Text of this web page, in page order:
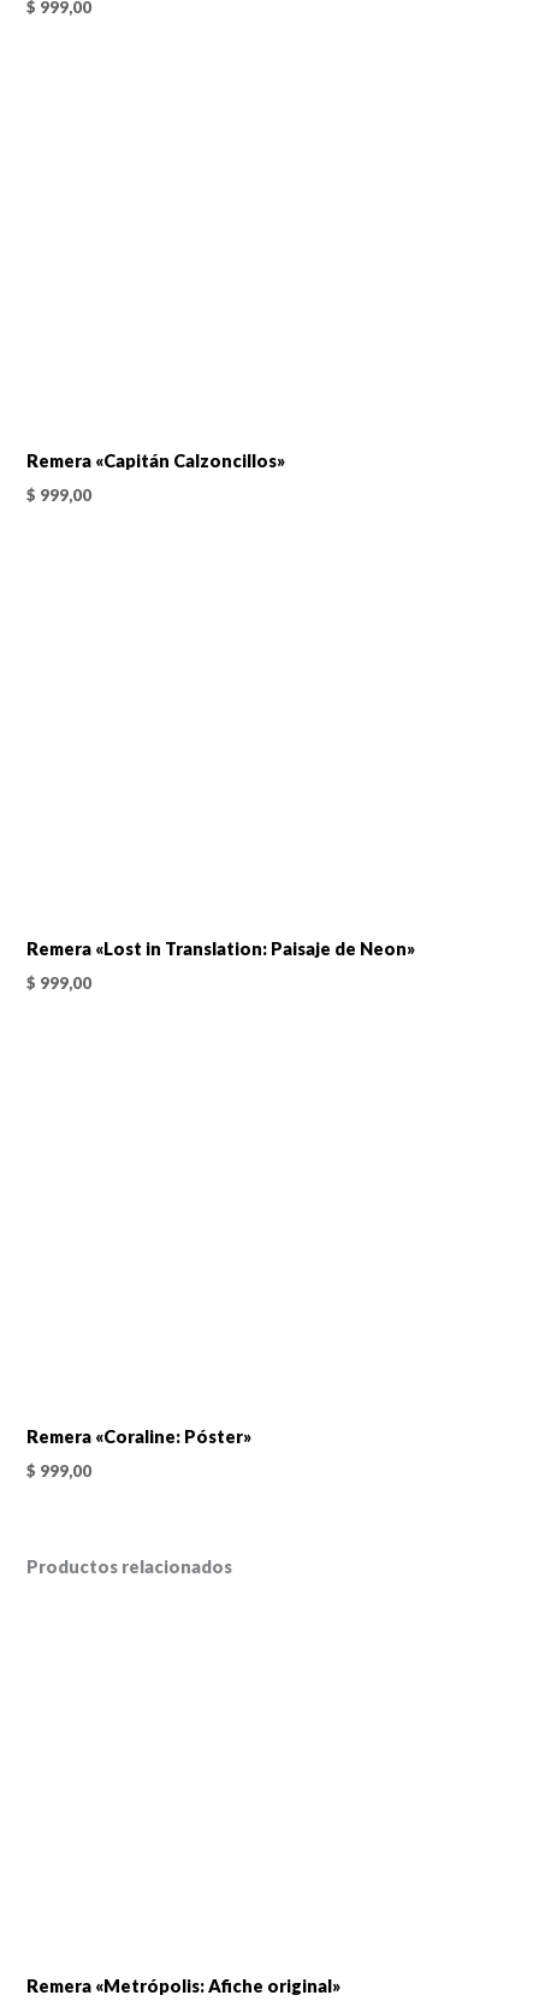
$ 999,00
Remera «Capitán Calzoncillos»
$ 999,00
Remera «Lost in Translation: Paisaje de Neon»
$ 999,00
Remera «Coraline: Póster»
$ 999,00
Productos relacionados
Remera «Metrópolis: Afiche original»